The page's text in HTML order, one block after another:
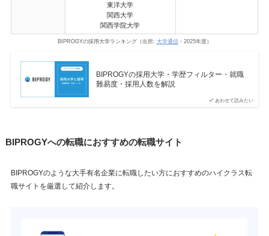
東洋大学
関西大学
関西学院大学
BIPROGYの採用大学ランキング（出所: 大学通信・2025年度）
あわせて読みたい
BIPROGYの採用大学・学歴フィルター・就職
難易度・採用人数を解説
BIPROGYへの転職におすすめの転職サイト
BIPROGYのような大手有名企業に転職したい方におすすめのハイクラス転
職サイトを厳選して紹介します。